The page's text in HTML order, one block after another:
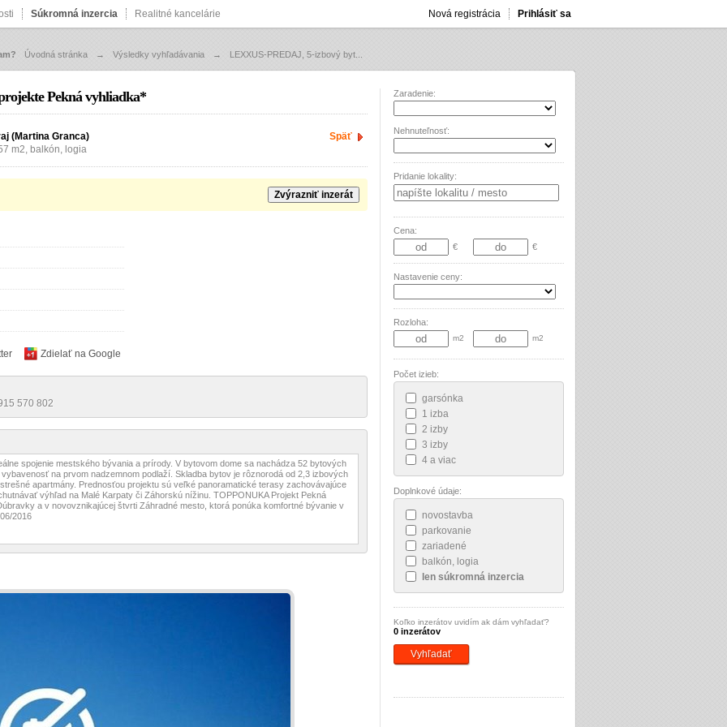
Súkromná inzercia Realitné kancelárie Prihlásiť sa
Nová registrácia
Úvodná stránka → Výsledky vyhľadávania → LEXXUS-PREDAJ, 5-izbový byt...
Pekná vyhliadka*
(Martina Granca)
Späť
m2, balkón, logia
Zvýrazniť inzerát
Zdielať na Google
570 802
spojenie mestského bývania a prírody. V bytovom dome sa nachádza 52 bytových
na prvom nadzemnom podlaží. Skladba bytov je rôznorodá od 2,3 izbových
apartmány. Prednosťou projektu sú veľké panoramatické terasy zachovávajúce
výhľad na Malé Karpaty či Záhorskú nížinu. TOPPONUKA Projekt Pekná
a v novovznikajúcej štvrti Záhradné mesto, ktorá ponúka komfortné bývanie v
2016
fáz: 1. podpis Rezervačnej zmluvy + úhrada rezervačného poplatku vo výške
bytu
Zaradenie:
Nehnuteľnosť:
Pridanie lokality:
Cena:
€
€
Nastavenie ceny:
Rozloha:
m2 m2
Počet izieb:
garsónka
1 izba
2 izby
3 izby
4 a viac
Doplnkové údaje:
novostavba
parkovanie
zariadené
balkón, logia
len súkromná inzercia
Koľko inzerátov uvidím ak dám vyhľadať?
0 inzerátov
Vyhľadať